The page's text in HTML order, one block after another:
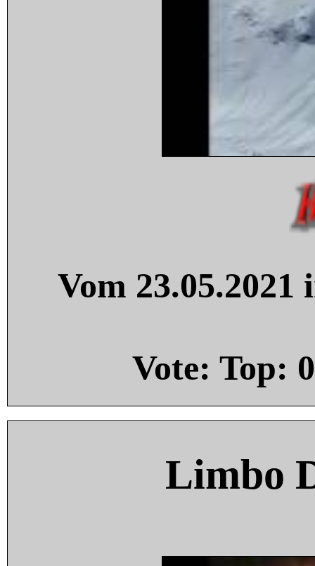
Vom
Vote: Top: 0
Limbo